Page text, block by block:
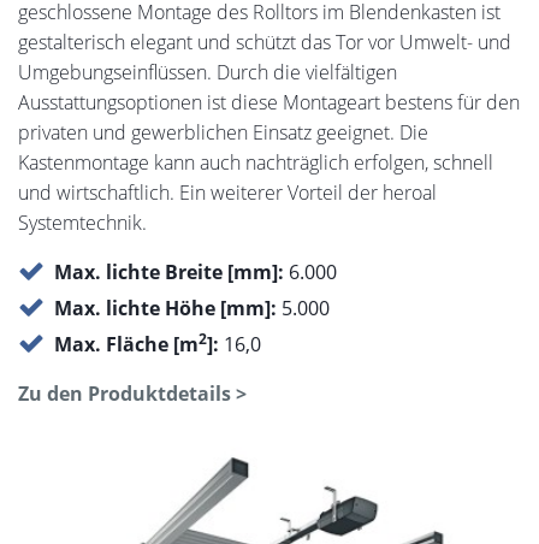
geschlossene Montage des Rolltors im Blendenkasten ist
gestalterisch elegant und schützt das Tor vor Umwelt- und
Umgebungseinflüssen. Durch die vielfältigen
Ausstattungsoptionen ist diese Montageart bestens für den
privaten und gewerblichen Einsatz geeignet. Die
Kastenmontage kann auch nachträglich erfolgen, schnell
und wirtschaftlich. Ein weiterer Vorteil der heroal
Systemtechnik.
Max. lichte Breite [mm]: 6.000
Max. lichte Höhe [mm]: 5.000
Max. Fläche [m2]: 16,0
Zu den Produktdetails >